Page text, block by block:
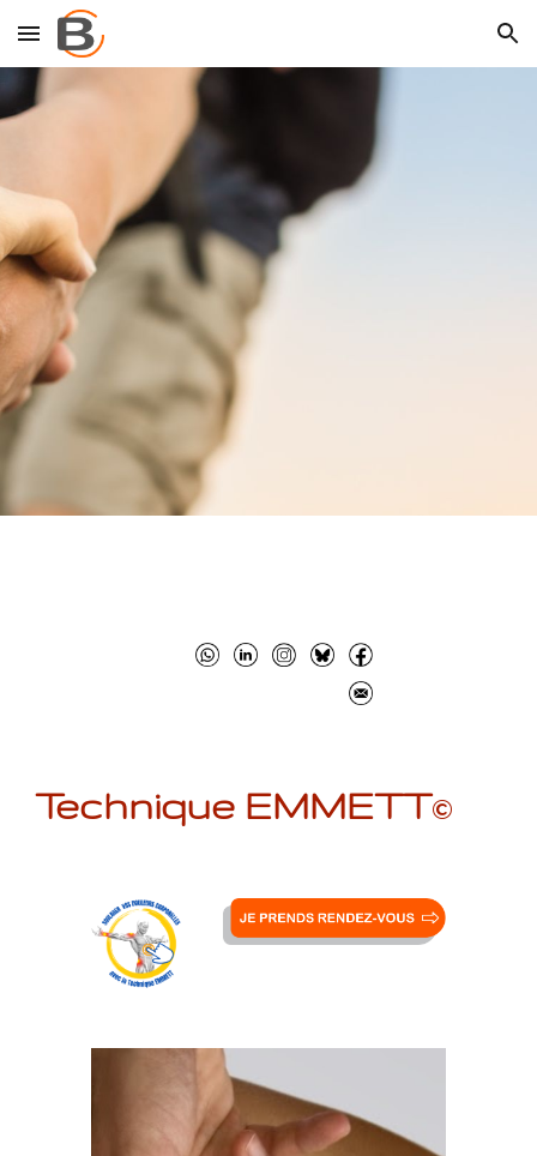
Skip to main content Skip to navigation
Technique EMMETT©